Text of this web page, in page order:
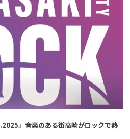
」音楽のある街高崎がロックで熱